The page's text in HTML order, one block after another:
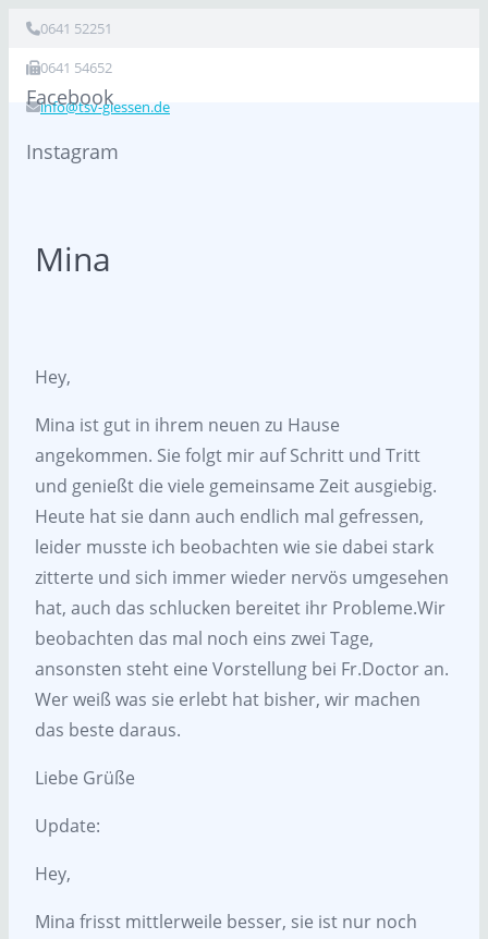
0641 52251
0641 54652
info@tsv-giessen.de
Facebook
Instagram
Mina
Hey,
Mina ist gut in ihrem neuen zu Hause
angekommen. Sie folgt mir auf Schritt und Tritt
und genießt die viele gemeinsame Zeit ausgiebig.
Heute hat sie dann auch endlich mal gefressen,
leider musste ich beobachten wie sie dabei stark
zitterte und sich immer wieder nervös umgesehen
hat, auch das schlucken bereitet ihr Probleme.Wir
beobachten das mal noch eins zwei Tage,
ansonsten steht eine Vorstellung bei Fr.Doctor an.
Wer weiß was sie erlebt hat bisher, wir machen
das beste daraus.
Liebe Grüße
Update:
Hey,
Mina frisst mittlerweile besser, sie ist nur noch